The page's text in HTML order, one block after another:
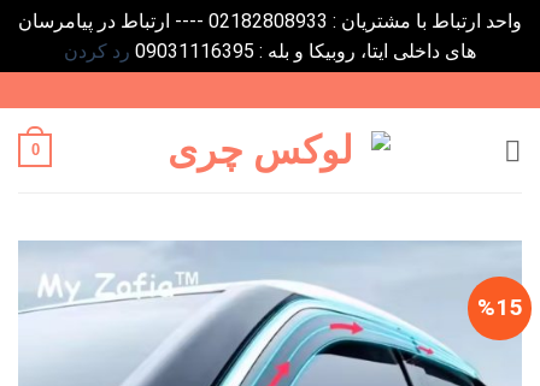
واحد ارتباط با مشتریان : 02182808933 ---- ارتباط در پیامرسان
های داخلی ایتا، روبیکا و بله : 09031116395
رد کردن
to
content
0
%15